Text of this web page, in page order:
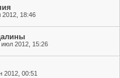
2012, 18:46
июл 2012, 15:26
2012, 00:51